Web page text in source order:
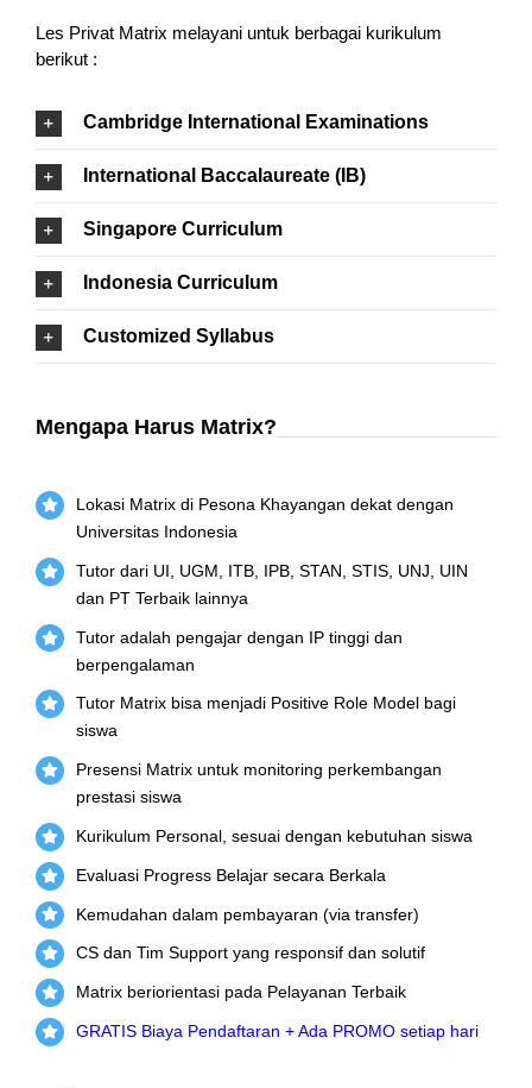
Les Privat Matrix melayani untuk berbagai kurikulum
berikut :
Cambridge International Examinations
International Baccalaureate (IB)
Singapore Curriculum
Indonesia Curriculum
Customized Syllabus
Mengapa Harus Matrix?
Lokasi Matrix di Pesona Khayangan dekat dengan
Universitas Indonesia
Tutor dari UI, UGM, ITB, IPB, STAN, STIS, UNJ, UIN
dan PT Terbaik lainnya
Tutor adalah pengajar dengan IP tinggi dan
berpengalaman
Tutor Matrix bisa menjadi Positive Role Model bagi
siswa
Presensi Matrix untuk monitoring perkembangan
prestasi siswa
Kurikulum Personal, sesuai dengan kebutuhan siswa
Evaluasi Progress Belajar secara Berkala
Kemudahan dalam pembayaran (via transfer)
CS dan Tim Support yang responsif dan solutif
Matrix beriorientasi pada Pelayanan Terbaik
GRATIS Biaya Pendaftaran + Ada PROMO setiap hari